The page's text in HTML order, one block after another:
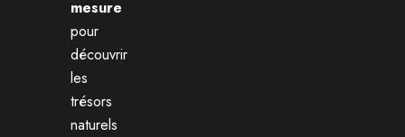
mesure
pour
découvrir
les
trésors
naturels